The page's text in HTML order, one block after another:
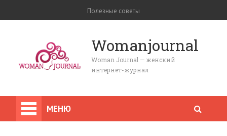
Полезные советы
Womanjournal
Woman Journal — женский
интернет-журнал
МЕНЮ